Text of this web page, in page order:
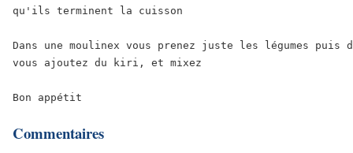
qu'ils terminent la cuisson
Dans une moulinex vous prenez juste les légumes puis
vous ajoutez du kiri, et mixez
Bon appétit
Commentaires